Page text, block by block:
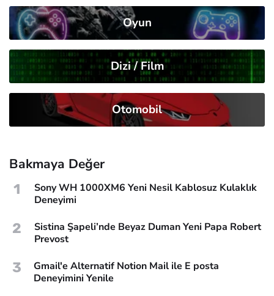
Oyun
Dizi / Film
Otomobil
Bakmaya Değer
1
Sony WH 1000XM6 Yeni Nesil Kablosuz Kulaklık
Deneyimi
2
Sistina Şapeli’nde Beyaz Duman Yeni Papa Robert
Prevost
3
Gmail'e Alternatif Notion Mail ile E posta
Deneyimini Yenile